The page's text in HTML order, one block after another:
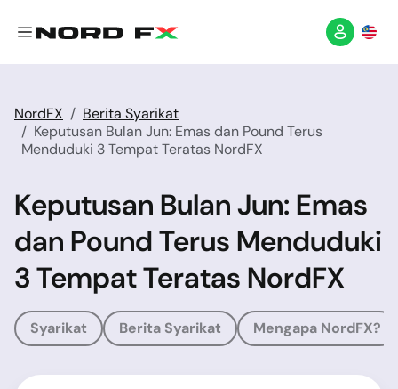
NordFX
Berita Syarikat
Keputusan Bulan Jun: Emas dan Pound Terus
Menduduki 3 Tempat Teratas NordFX
Keputusan Bulan Jun: Emas
dan Pound Terus Menduduki
3 Tempat Teratas NordFX
Syarikat Berita Syarikat Mengapa NordFX?